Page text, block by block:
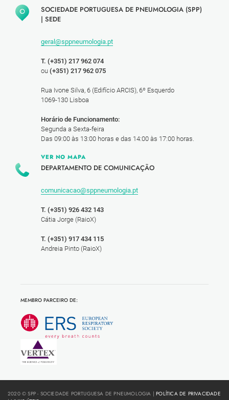
SOCIEDADE PORTUGUESA DE PNEUMOLOGIA (SPP)
| SEDE
geral@sppneumologia.pt
T. (+351) 217 962 074
ou (+351) 217 962 075
Rua Ivone Silva, 6 (Edifício ARCIS), 6º Esquerdo
1069-130 Lisboa
Horário de Funcionamento:
Segunda a Sexta-feira
Das 09:00 às 13:00 horas e das 14:00 às 17:00 horas.
VER NO MAPA
DEPARTAMENTO DE COMUNICAÇÃO
comunicacao@sppneumologia.pt
T. (+351) 926 432 143
Cátia Jorge (RaioX)
T. (+351) 917 434 115
Andreia Pinto (RaioX)
MEMBRO PARCEIRO DE:
2020 © SPP - SOCIEDADE PORTUGUESA DE PNEUMOLOGIA |POLÍTICA DE PRIVACIDADE